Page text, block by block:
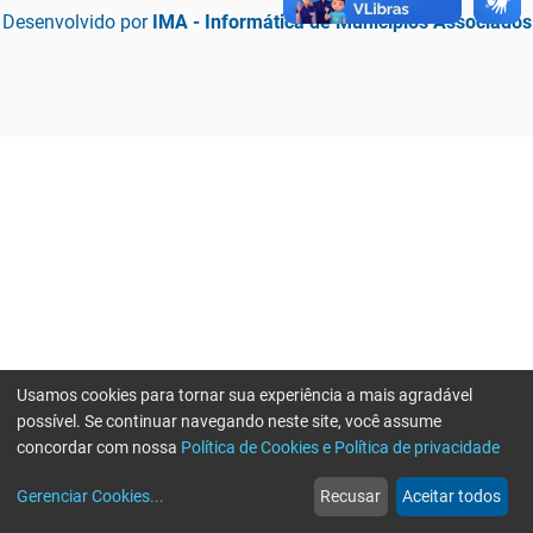
Desenvolvido por IMA - Informática de Municípios Associados
web
Notícias
more_horiz
Mais
Usamos cookies para tornar sua experiência a mais agradável
possível. Se continuar navegando neste site, você assume
concordar com nossa Política de Cookies e Política de privacidade
Gerenciar Cookies... Recusar Aceitar todos
Erro ao enviar informações, por favor tente novamente